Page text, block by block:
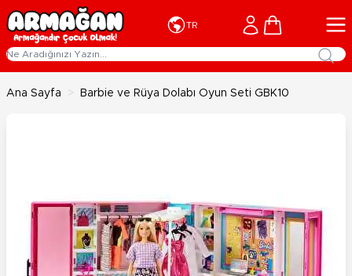
İçeriğe geç
TR Cart
Ana Sayfa > Barbie ve Rüya Dolabı Oyun Seti GBK10